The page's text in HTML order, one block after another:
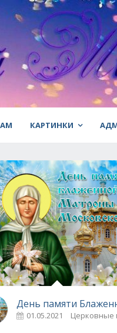
КАРТИНКИ
защита и оберег
0
День памяти
01.05.2021